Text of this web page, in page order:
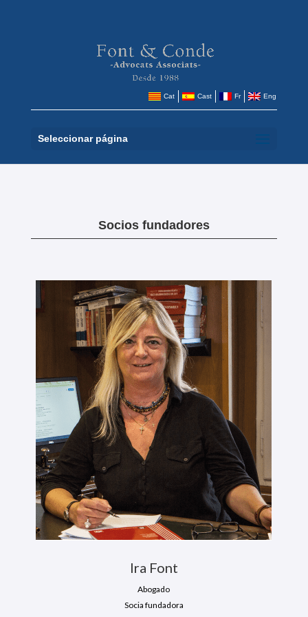
Cat Cast Fr Eng
Seleccionar página
Socios fundadores
Ira Font
Abogado
Socia fundadora